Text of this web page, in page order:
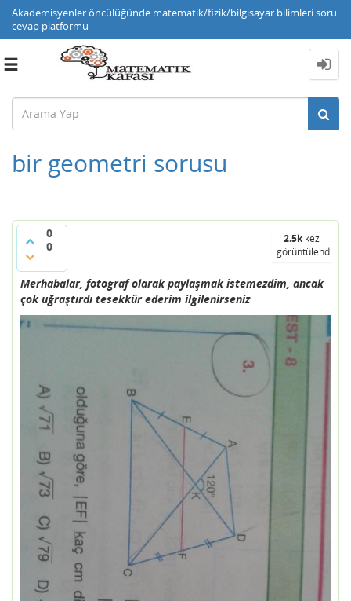
Akademisyenler öncülüğünde matematik/fizik/bilgisayar bilimleri soru
cevap platformu
Toggle
bir geometri sorusu
0
0
2.5kkez
görüntülendi
Merhabalar, fotograf olarak paylaşmak istemezdim, ancak
çok uğraştırdı tesekkür ederim ilgilenirseniz